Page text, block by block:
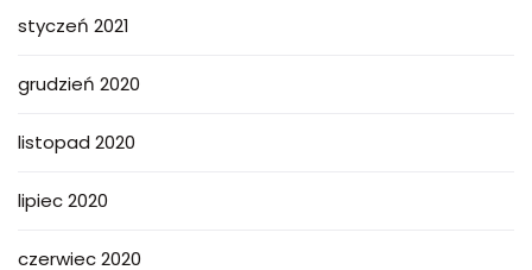
styczeń 2021
grudzień 2020
listopad 2020
lipiec 2020
czerwiec 2020